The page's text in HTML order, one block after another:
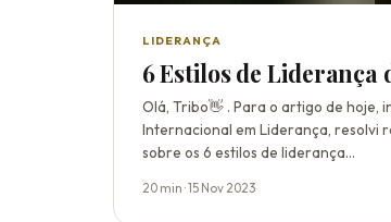
LIDERANÇA
6 Estilos de Liderança
Olá, Tribo👋 . Para o artigo de hoje,
Internacional em Liderança, resolvi
sobre os 6 estilos de liderança…
20 min · 15 Nov 2023